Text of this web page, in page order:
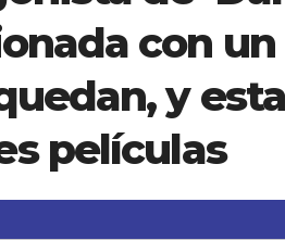
con
y
películas